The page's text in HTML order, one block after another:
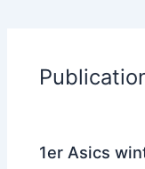
1er Asics